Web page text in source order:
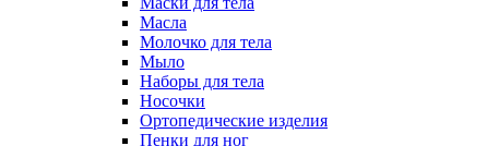
Масла
Молочко для тела
Мыло
Наборы для тела
Носочки
Ортопедические изделия
Пенки для ног